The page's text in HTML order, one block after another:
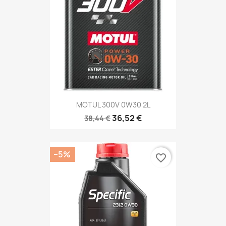
MOTUL 300V 0W30 2L
38,44 €36,52 €
−5% favorite_border